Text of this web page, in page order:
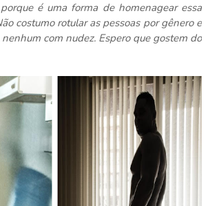
é uma forma de homenagear essa
costumo rotular as pessoas por gênero e
com nudez. Espero que gostem do